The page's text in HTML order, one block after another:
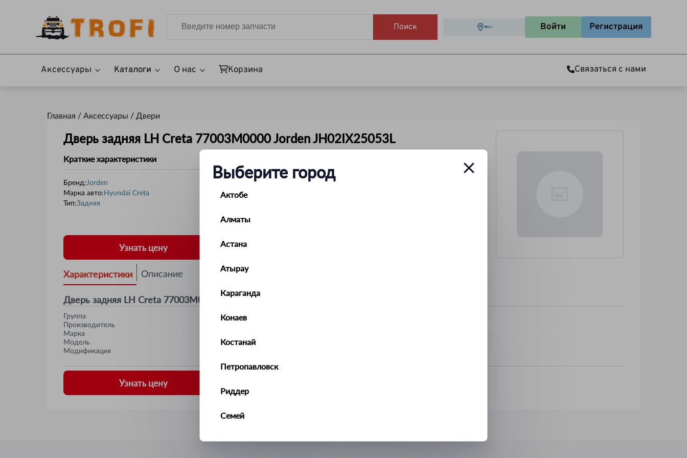
Поиск
Выберите город
Актобе
Алматы
Астана
Атырау
Караганда
Конаев
Костанай
Петропавловск
Риддер
Семей
Талдыкорган
Войти Регистрация
Аксессуары Каталоги О нас Корзина Связаться с нами
Главная / Аксессуары / Двери
Дверь задняя LH Creta 77003M0000 Jorden JH02IX25053L
Краткие характеристики
Бренд:Jorden
Марка авто: Hyundai Creta
Тип:Задняя
Узнать цену
Характеристики Описание
Дверь задняя LH Creta 77003M0000 Jorden JH02IX25053L
Группа
Производитель
Марка
Модель
Модификация
Узнать цену